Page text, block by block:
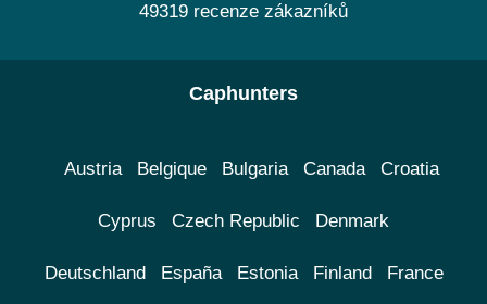
49319 recenze zákazníků
Caphunters
Austria Belgique Bulgaria Canada Croatia
Cyprus Czech Republic Denmark
Deutschland España Estonia Finland France